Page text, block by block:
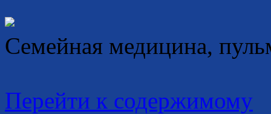
Семейная медицина,
Перейти к содержимому